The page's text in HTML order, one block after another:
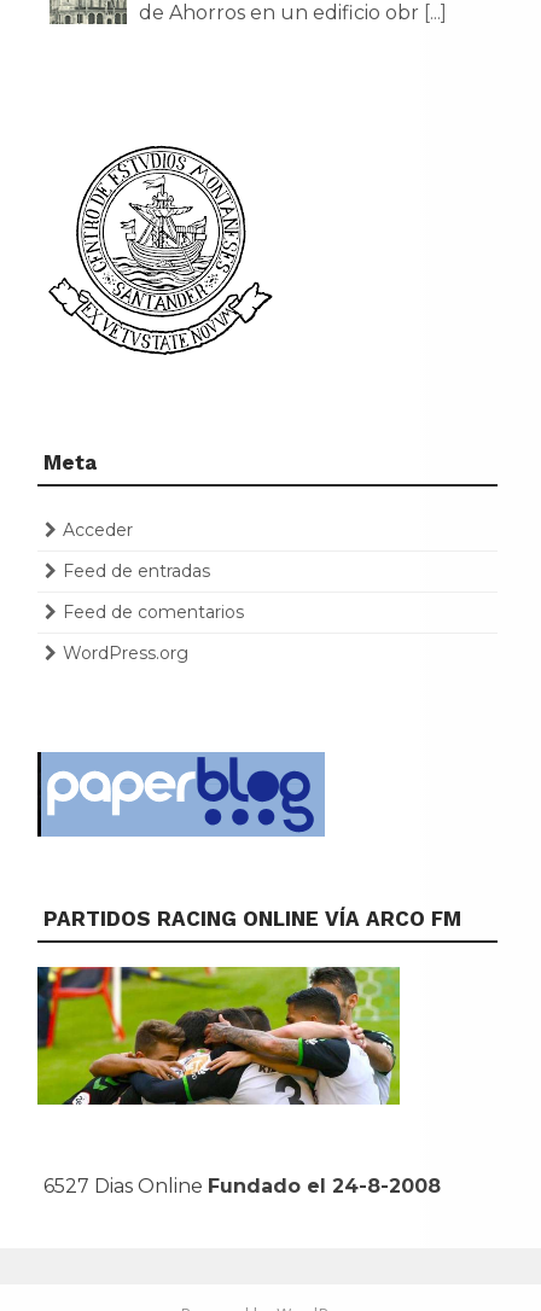
de Ahorros en un edificio obr [...]
Meta
Acceder
Feed de entradas
Feed de comentarios
WordPress.org
PARTIDOS RACING ONLINE VÍA ARCO FM
6527 Dias Online Fundado el 24-8-2008